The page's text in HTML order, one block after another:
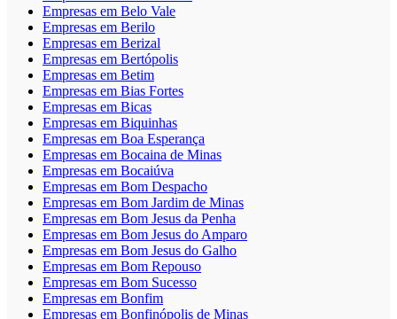
Empresas em Belo Vale
Empresas em Berilo
Empresas em Berizal
Empresas em Bertópolis
Empresas em Betim
Empresas em Bias Fortes
Empresas em Bicas
Empresas em Biquinhas
Empresas em Boa Esperança
Empresas em Bocaina de Minas
Empresas em Bocaiúva
Empresas em Bom Despacho
Empresas em Bom Jardim de Minas
Empresas em Bom Jesus da Penha
Empresas em Bom Jesus do Amparo
Empresas em Bom Jesus do Galho
Empresas em Bom Repouso
Empresas em Bom Sucesso
Empresas em Bonfim
Empresas em Bonfinópolis de Minas